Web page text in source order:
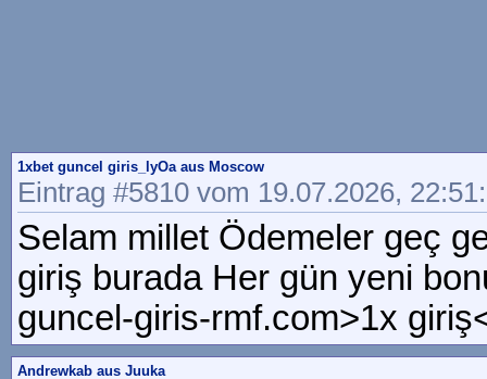
1xbet guncel giris_lyOa aus Moscow
Eintrag #5810 vom 19.07.2026,
Selam millet Ödemeler geç
giriş burada Her gün yeni
guncel-giris-rmf.com>1x
Andrewkab aus Juuka